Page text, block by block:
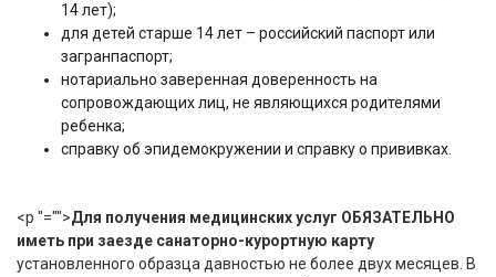
14 лет);
для детей старше 14 лет – российский паспорт или
загранпаспорт;
нотариально заверенная доверенность на
сопровождающих лиц, не являющихся родителями
ребенка;
справку об эпидемокружении и справку о прививках.
<p "="">Для получения медицинских услуг ОБЯЗАТЕЛЬНО
иметь при заезде санаторно-курортную карту
установленного образца давностью не более двух месяцев. В